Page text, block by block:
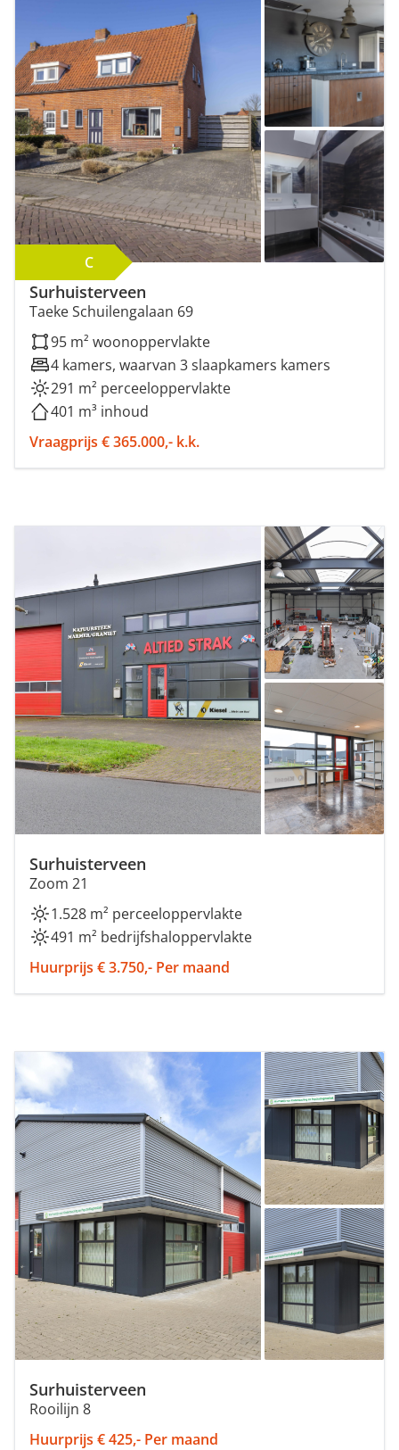
C
Surhuisterveen
Taeke Schuilengalaan 69
95 m² woonoppervlakte
4 kamers, waarvan 3 slaapkamers kamers
291 m² perceeloppervlakte
401 m³ inhoud
Vraagprijs € 365.000,- k.k.
Surhuisterveen
Zoom 21
1.528 m² perceeloppervlakte
491 m² bedrijfshaloppervlakte
Huurprijs € 3.750,- Per maand
Surhuisterveen
Rooilijn 8
Huurprijs € 425,- Per maand